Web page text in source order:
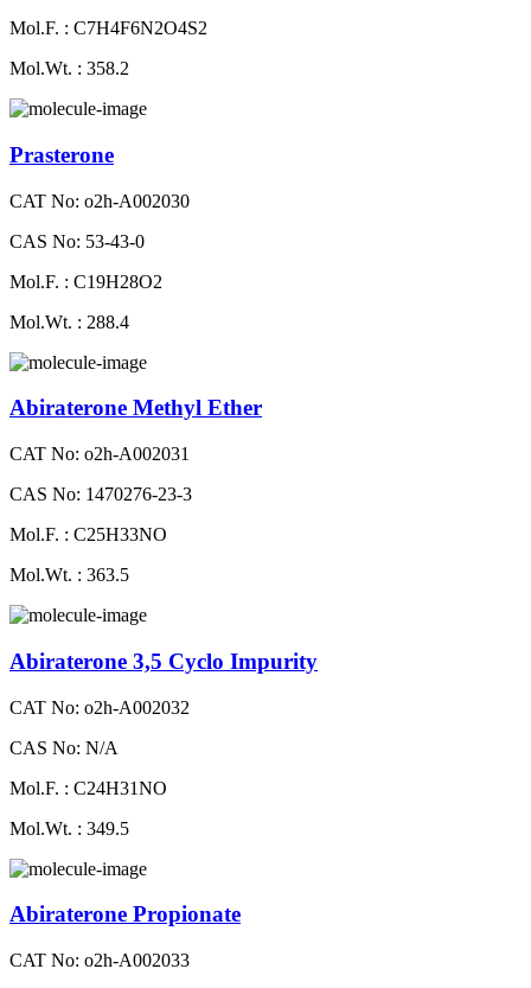
Mol.F. : C7H4F6N2O4S2
Mol.Wt. : 358.2
Prasterone
CAT No: o2h-A002030
CAS No: 53-43-0
Mol.F. : C19H28O2
Mol.Wt. : 288.4
Abiraterone Methyl Ether
CAT No: o2h-A002031
CAS No: 1470276-23-3
Mol.F. : C25H33NO
Mol.Wt. : 363.5
Abiraterone 3,5 Cyclo Impurity
CAT No: o2h-A002032
CAS No: N/A
Mol.F. : C24H31NO
Mol.Wt. : 349.5
Abiraterone Propionate
CAT No: o2h-A002033